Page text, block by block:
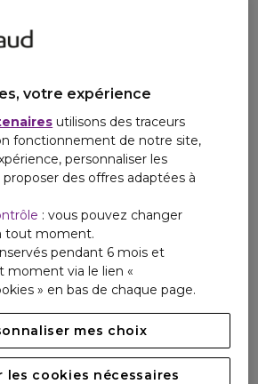
de l'environnement qui se
agréable, facile à rincer.
votre expérience
utilisons des traceurs
fonctionnement de notre site,
personnaliser les
des offres adaptées à
: vous pouvez changer
tout moment.
pendant 6 mois et
moment via le lien «
» en bas de chaque page.
mes choix
les cookies nécessaires